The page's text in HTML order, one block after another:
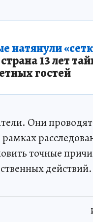
натянули
13 лет
гостей
Они
точные
действий.